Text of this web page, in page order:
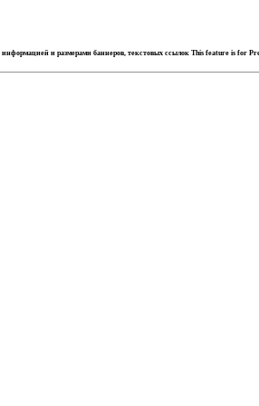
информацией и размерами баннеров, текстовых ссылок This feature is for